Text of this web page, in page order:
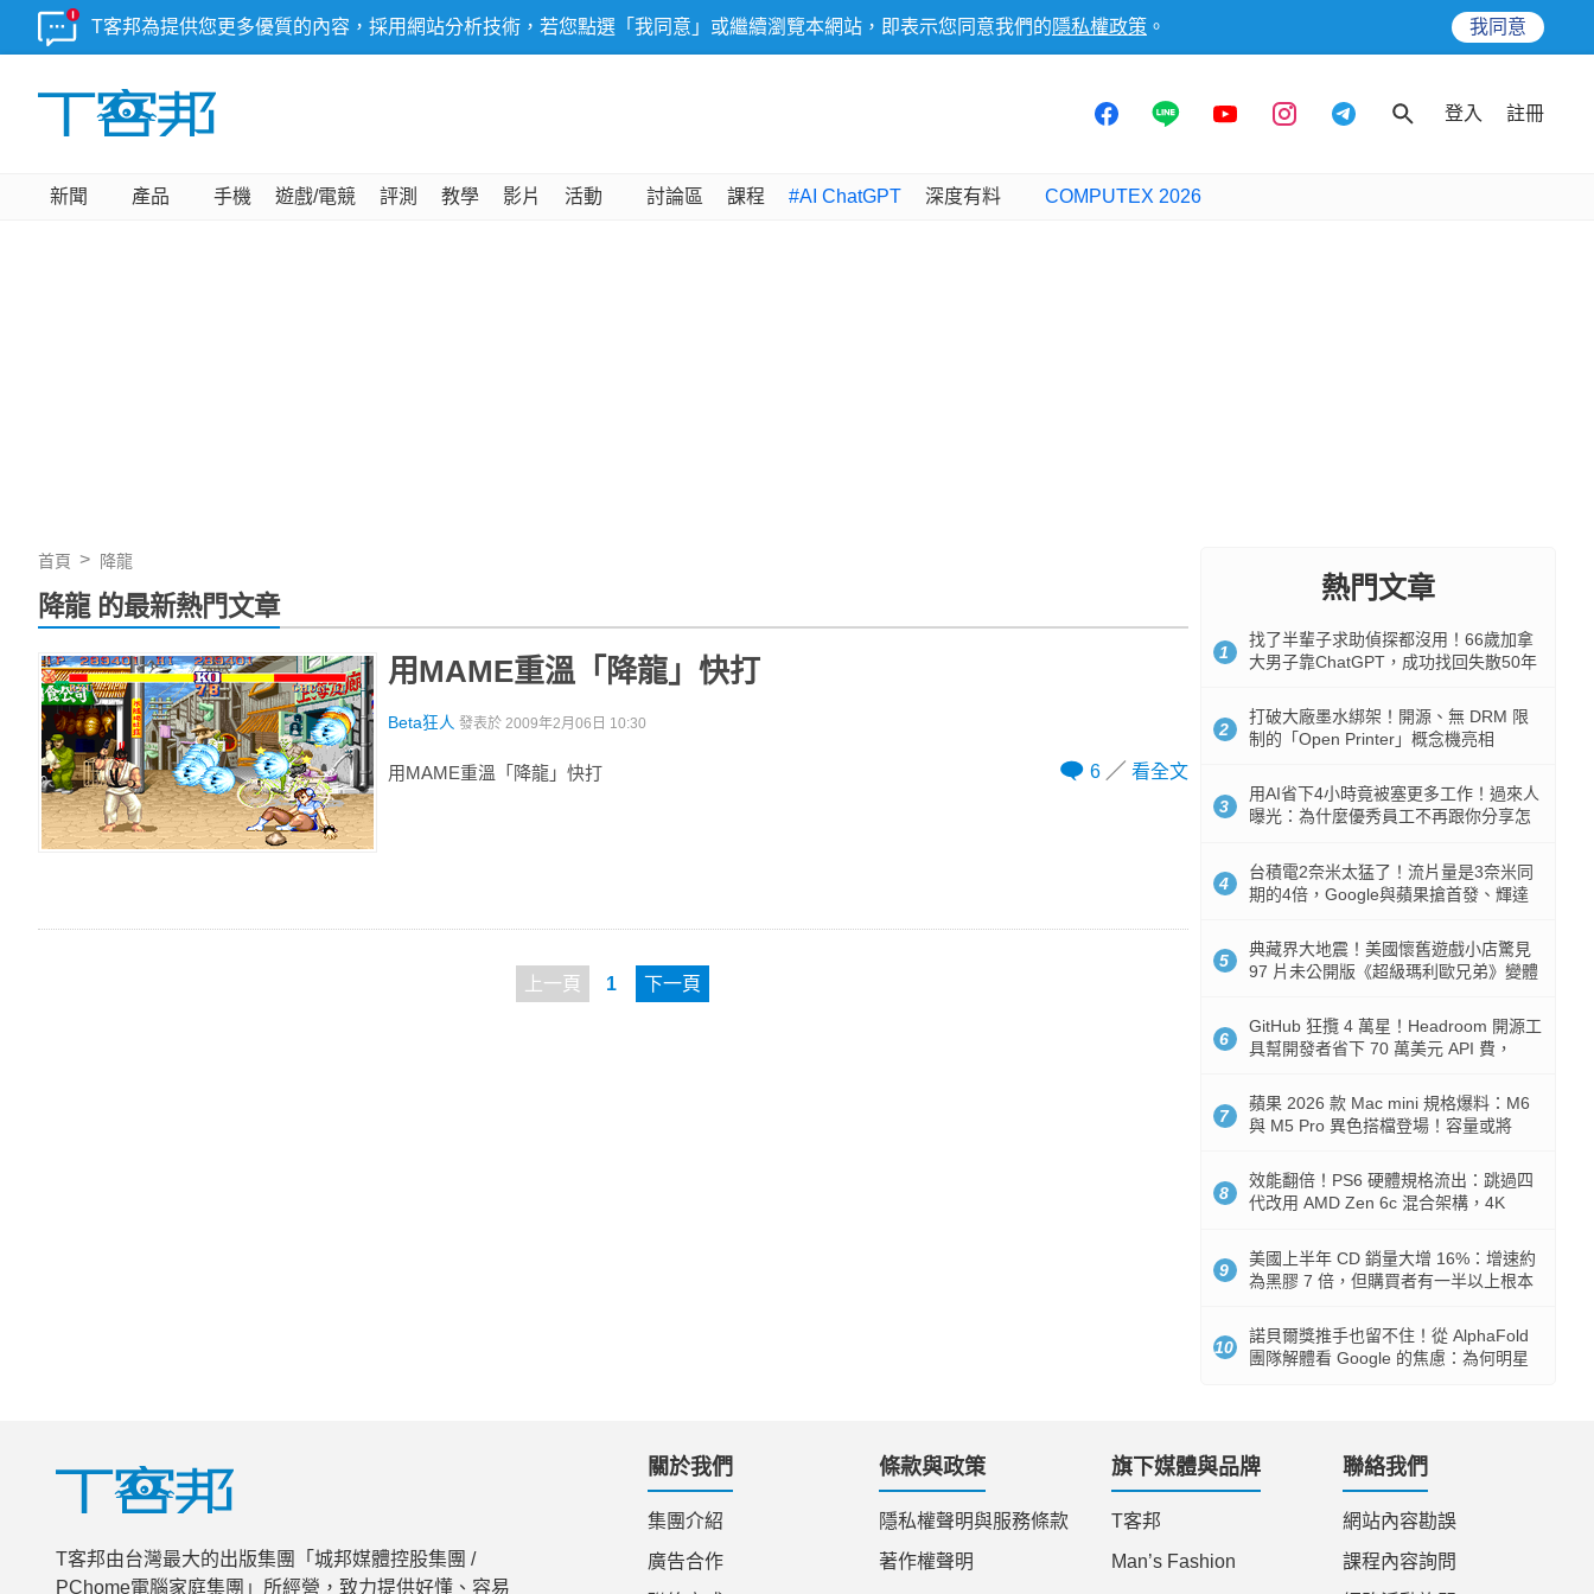
T客邦為提供您更多優質的內容，採用網站分析技術，若您點選「我同意」或繼續瀏覽本網站，即表示您同意我們的 隱私權政策 。 我同意
登入 註冊
新聞 產品 手機 遊戲/電競 評測 教學 影片 活動 討論區 課程 #AI ChatGPT 深度有料 COMPUTEX 2026
首頁 降龍
降龍 的最新熱門文章
用MAME重溫「降龍」快打
Beta狂人 發表於 2009年2月06日 10:30
用MAME重溫「降龍」快打 6 看全文
上一頁 1 下一頁
熱門文章
1
找了半輩子求助偵探都沒用！66歲加拿
大男子靠ChatGPT，成功找回失散50年
2
打破大廠墨水綁架！開源、無 DRM 限
制的「Open Printer」概念機亮相
3
用AI省下4小時竟被塞更多工作！過來人
曝光：為什麼優秀員工不再跟你分享怎
4
台積電2奈米太猛了！流片量是3奈米同
期的4倍，Google與蘋果搶首發、輝達
5
典藏界大地震！美國懷舊遊戲小店驚見
97 片未公開版《超級瑪利歐兄弟》變體
6
GitHub 狂攬 4 萬星！Headroom 開源工
具幫開發者省下 70 萬美元 API 費，
7
蘋果 2026 款 Mac mini 規格爆料：M6
與 M5 Pro 異色搭檔登場！容量或將
8
效能翻倍！PS6 硬體規格流出：跳過四
代改用 AMD Zen 6c 混合架構，4K
9
美國上半年 CD 銷量大增 16%：增速約
為黑膠 7 倍，但購買者有一半以上根本
10
諾貝爾獎推手也留不住！從 AlphaFold
團隊解體看 Google 的焦慮：為何明星
T客邦由台灣最大的出版集團「城邦媒體控股集團 /
PChome電腦家庭集團」所經營，致力提供好懂、容易
關於我們
集團介紹
廣告合作
條款與政策
隱私權聲明與服務條款
著作權聲明
旗下媒體與品牌
T客邦
Man’s Fashion
聯絡我們
網站內容勘誤
課程內容詢問